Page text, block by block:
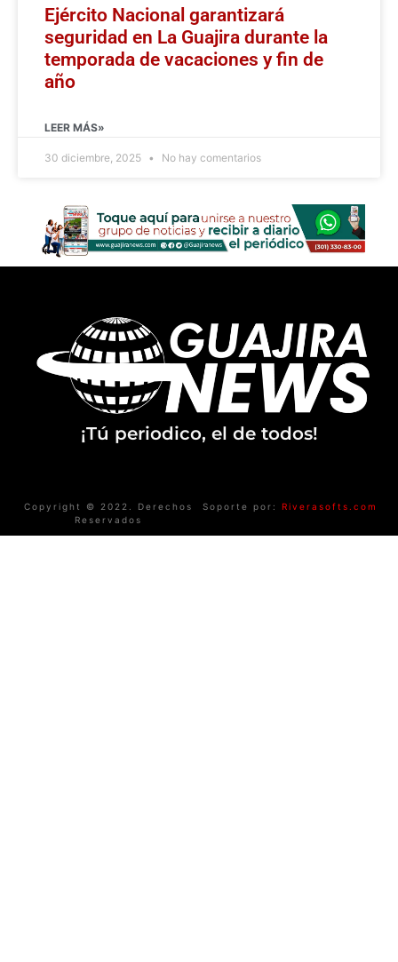
Ejército Nacional garantizará
seguridad en La Guajira durante la
temporada de vacaciones y fin de
año
LEER MÁS»
30 diciembre, 2025 No hay comentarios
¡Tú periodico, el de todos!
Copyright © 2022. Derechos
Reservados
Soporte por: Riverasofts.com